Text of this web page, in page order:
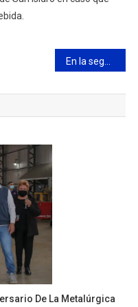
De La Metalúrgica